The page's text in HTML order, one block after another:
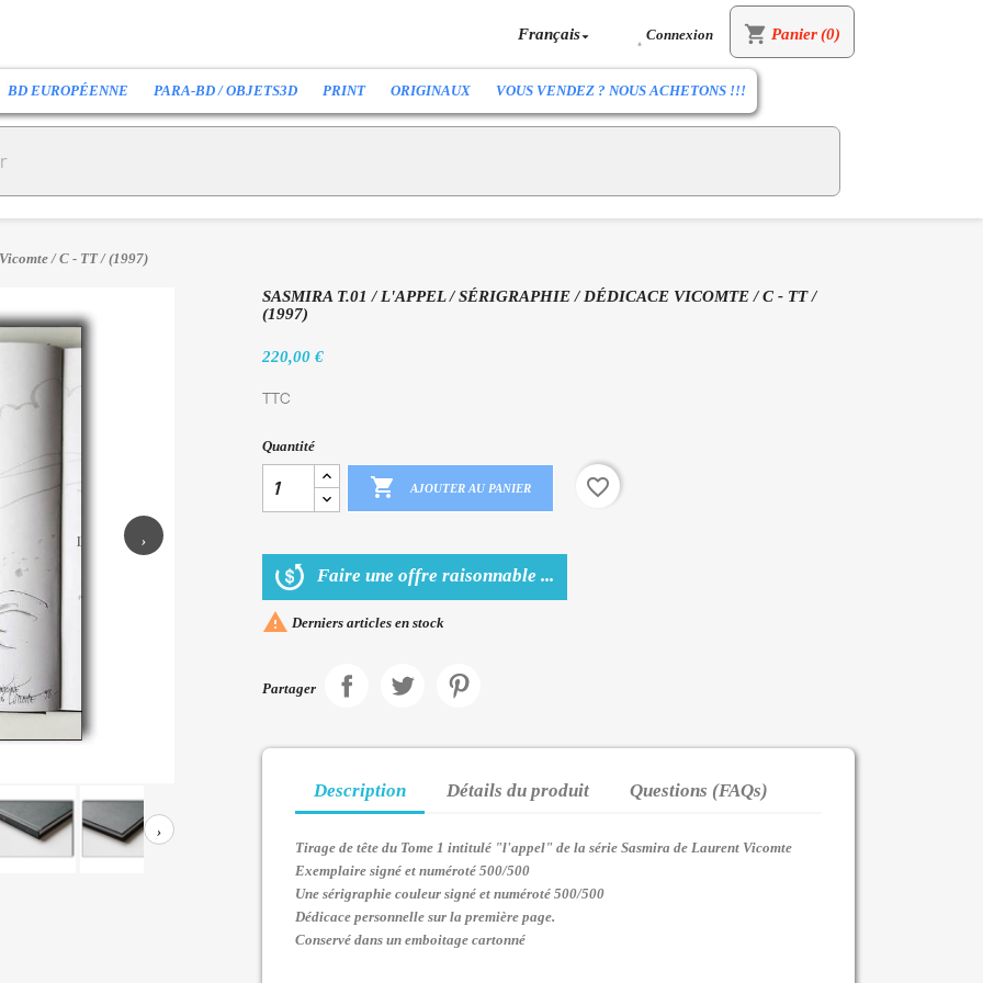
Français 
Connexion shopping_cart Panier(0)
BD EUROPÉENNE PARA-BD / OBJETS3D PRINT ORIGINAUX VOUS VENDEZ ? NOUS ACHETONS !!!
/ C - TT / (1997)
›
›
SASMIRA T.01 / L'APPEL / SÉRIGRAPHIE / DÉDICACE VICOMTE / C - TT /
(1997)
220,00 €
TTC
Quantité
 AJOUTER AU PANIER favorite_border
Faire une offre raisonnable ...
 Derniers articles en stock
Partager
Description Détails du produit Questions (FAQs)
Tirage de tête du Tome 1 intitulé "l'appel" de la série Sasmira de Laurent Vicomte
Exemplaire signé et numéroté 500/500
Une sérigraphie couleur signé et numéroté 500/500
Dédicace personnelle sur la première page.
Conservé dans un emboitage cartonné